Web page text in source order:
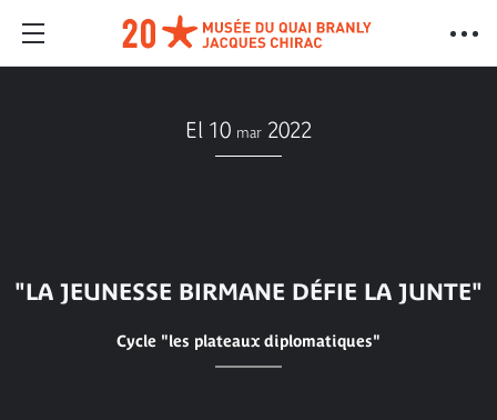
El 10 mar 2022
"LA JEUNESSE BIRMANE DÉFIE LA JUNTE"
Cycle "les plateaux diplomatiques"